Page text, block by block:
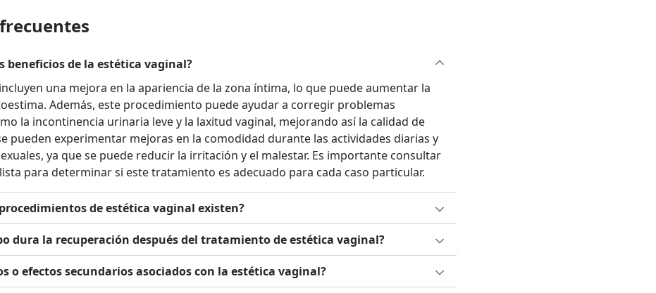
beneficios de la estética vaginal?
una mejora en la apariencia de la zona íntima, lo que puede aumentar la
Además, este procedimiento puede ayudar a corregir problemas
la incontinencia urinaria leve y la laxitud vaginal, mejorando así la calidad de
pueden experimentar mejoras en la comodidad durante las actividades diarias y
ya que se puede reducir la irritación y el malestar. Es importante consultar
para determinar si este tratamiento es adecuado para cada caso particular.
de estética vaginal existen?
dura la recuperación después del tratamiento de estética vaginal?
o efectos secundarios asociados con la estética vaginal?